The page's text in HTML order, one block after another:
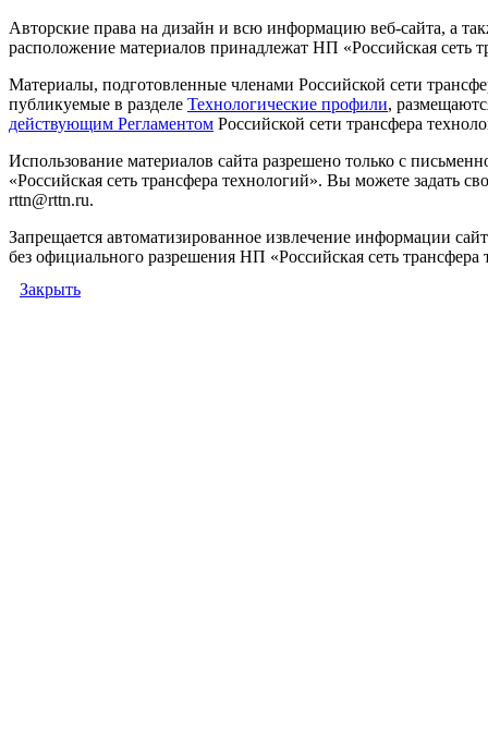
Авторские права на дизайн и всю информацию веб-сайта, а
расположение материалов принадлежат НП «Российская сеть
Материалы, подготовленные членами Российской сети
публикуемые в разделе Технологические профили,
действующим Регламентом Российской сети трансфера
Использование материалов сайта разрешено только с
«Российская сеть трансфера технологий». Вы можете задать
rttn@rttn.ru.
Запрещается автоматизированное извлечение информации
без официального разрешения НП «Российская сеть трансфера
Закрыть